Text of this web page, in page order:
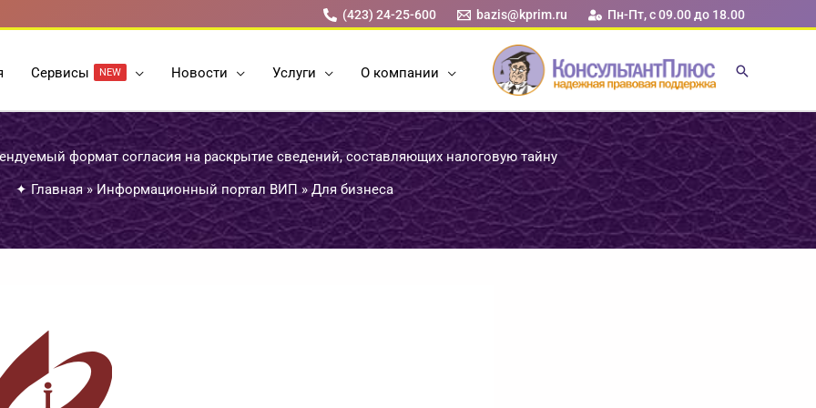
(423) 24-25-600 bazis@kprim.ru Пн-Пт, с 09.00 до 18.00
Cервисы NEW Новости Услуги О компании
формат согласия на раскрытие сведений, составляющих налоговую тайну
✦ Главная»Информационный портал ВИП» Для бизнеса